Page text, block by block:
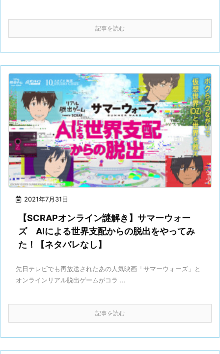
記事を読む
2021年7月31日
【SCRAPオンライン謎解き】サマーウォー
ズ AIによる世界支配からの脱出をやってみ
た！【ネタバレなし】
先日テレビでも再放送されたあの人気映画「サマーウォーズ」と
オンラインリアル脱出ゲームがコラ ...
記事を読む